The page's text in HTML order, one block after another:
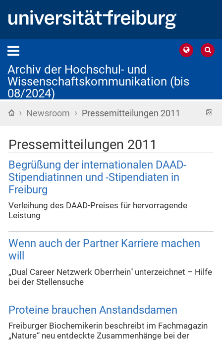
Archiv der Hochschul- und
Wissenschaftskommunikation (bis
08/2024)
Startseite
› Newsroom › Pressemitteilungen 2011
Pressemitteilungen 2011
Begrüßung der internationalen DAAD-
Stipendiatinnen und -Stipendiaten in
Freiburg
Verleihung des DAAD-Preises für hervorragende
Leistung
Wenn auch der Partner Karriere machen
will
„Dual Career Netzwerk Oberrhein" unterzeichnet – Hilfe
bei der Stellensuche
Proteine brauchen Anstandsdamen
Freiburger Biochemikerin beschreibt im Fachmagazin
„Nature“ neu entdeckte Zusammenhänge bei der